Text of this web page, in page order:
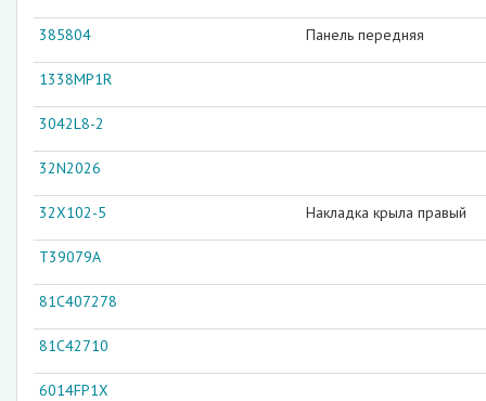
385804 Панель передняя
1338MP1R
3042L8-2
32N2026
32X102-5 Накладка крыла правый
T39079A
81C407278
81C42710
6014FP1X